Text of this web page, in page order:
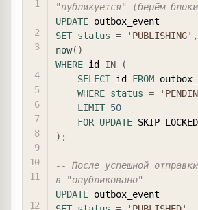
"публикуется" (берём
UPDATE
SET status = 'PUBLISHING' ,
now( )
WHERE id IN
(
SELECT id FROM
WHERE status =
LIMIT 50
FOR UPDATE
) ;
-- После успешной
в "опубликовано"
UPDATE